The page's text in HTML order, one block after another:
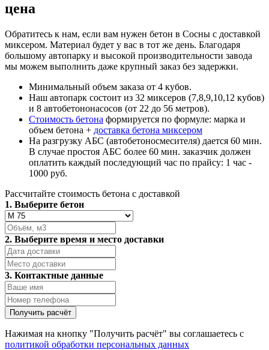
цена
Обратитесь к нам, если вам нужен бетон в Сосны с доставкой
миксером. Материал будет у вас в тот же день. Благодаря
большому автопарку и высокой производительности завода
мы можем выполнить даже крупный заказ без задержки.
Минимальный объем заказа от 4 кубов.
Наш автопарк состоит из 32 миксеров (7,8,9,10,12 кубов)
и 8 автобетононасосов (от 22 до 56 метров).
Стоимость бетона формируется по формуле: марка и
объем бетона + доставка бетона миксером
На разгрузку АБС (автобетоносмесителя) дается 60 мин.
В случае простоя АБС более 60 мин. заказчик должен
оплатить каждый последующий час по прайсу: 1 час -
1000 руб.
Рассчитайте стоимость бетона с доставкой
1. Выберите бетон
2. Выберите время и место доставки
3. Контактные данные
Нажимая на кнопку "Получить расчёт" вы соглашаетесь с
политикой обработки персональных данных